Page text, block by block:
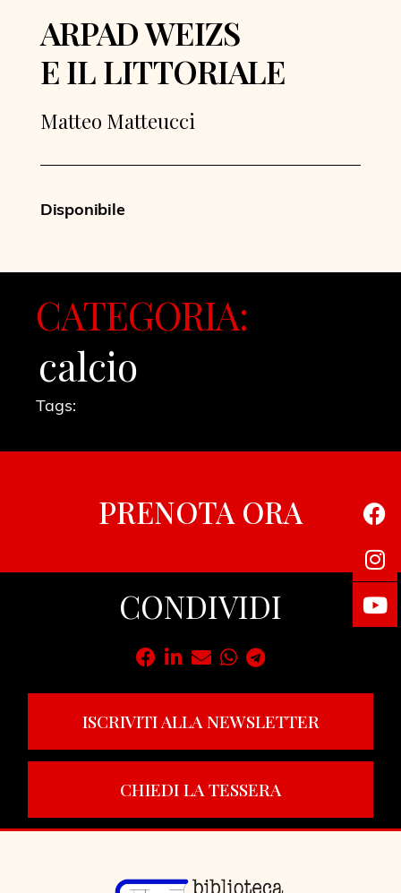
ARPAD WEIZS
E IL LITTORIALE
Matteo Matteucci
Disponibile
CATEGORIA:
calcio
Tags:
PRENOTA ORA
CONDIVIDI
ISCRIVITI ALLA NEWSLETTER
CHIEDI LA TESSERA